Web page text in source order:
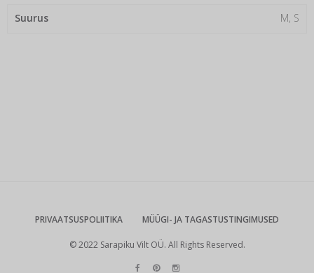
Suurus M, S
PRIVAATSUSPOLIITIKA MÜÜGI- JA TAGASTUSTINGIMUSED
© 2022 Sarapiku Vilt OÜ. All Rights Reserved.